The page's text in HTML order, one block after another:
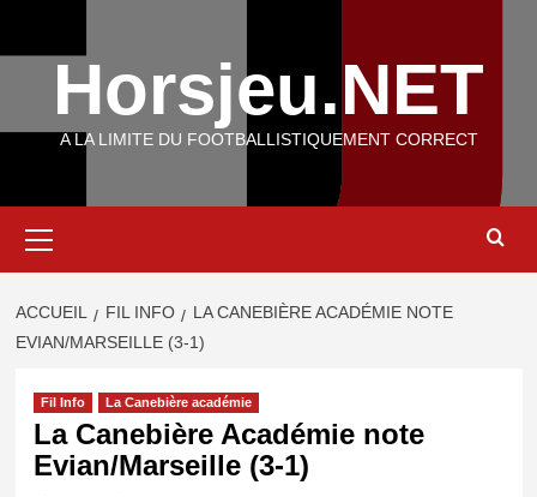
Horsjeu.NET
A LA LIMITE DU FOOTBALLISTIQUEMENT CORRECT
principal
ACCUEIL FIL INFO
LA CANEBIÈRE ACADÉMIE NOTE
EVIAN/MARSEILLE (3-1)
Fil Info La Canebière académie
La Canebière Académie note
Evian/Marseille (3-1)